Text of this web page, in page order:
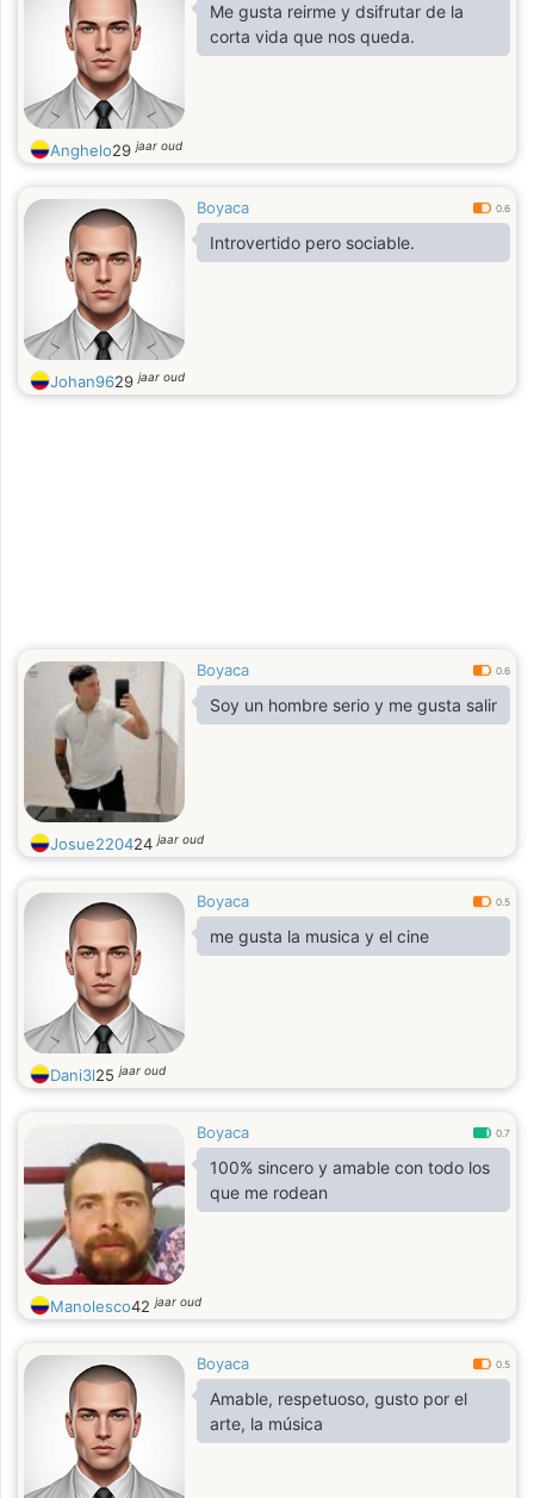
Me gusta reirme y dsifrutar de la
corta vida que nos queda.
Anghelo29jaar oud
Boyaca 0.6
Introvertido pero sociable.
Johan9629jaar oud
Boyaca 0.6
Soy un hombre serio y me gusta salir
Josue220424jaar oud
Boyaca 0.5
me gusta la musica y el cine
Dani3l25jaar oud
Boyaca 0.7
100% sincero y amable con todo los
que me rodean
Manolesco42jaar oud
Boyaca 0.5
Amable, respetuoso, gusto por el
arte, la música